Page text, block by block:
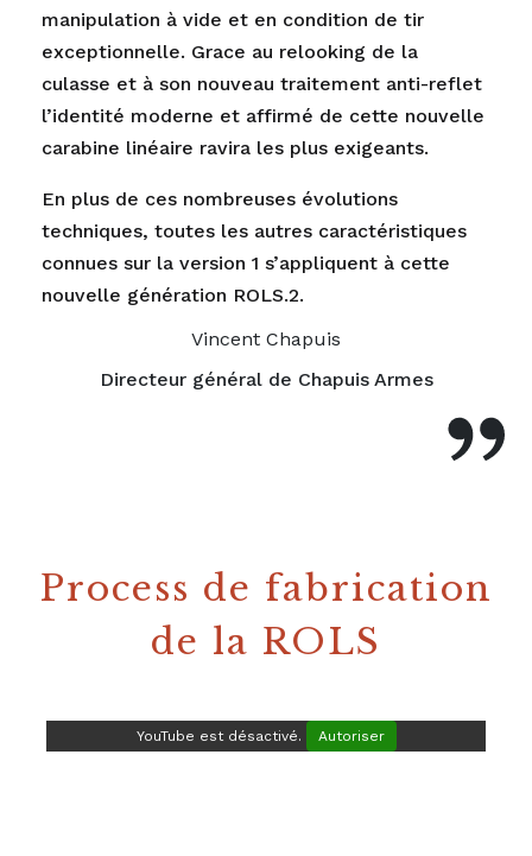
manipulation à vide et en condition de tir
exceptionnelle. Grace au relooking de la
culasse et à son nouveau traitement anti-reflet
l’identité moderne et affirmé de cette nouvelle
carabine linéaire ravira les plus exigeants.
En plus de ces nombreuses évolutions
techniques, toutes les autres caractéristiques
connues sur la version 1 s’appliquent à cette
nouvelle génération ROLS.2.
Vincent Chapuis
Directeur général de Chapuis Armes
Process de fabrication
de la ROLS
YouTube est désactivé. Autoriser